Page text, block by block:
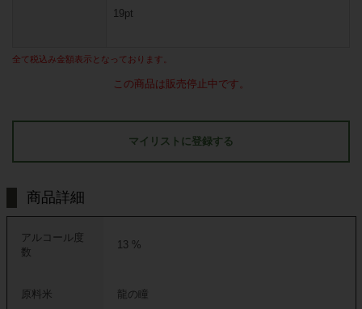
19pt
全て税込み金額表示となっております。
この商品は販売停止中です。
マイリストに登録する
商品詳細
アルコール度
数
13 %
原料米 龍の瞳